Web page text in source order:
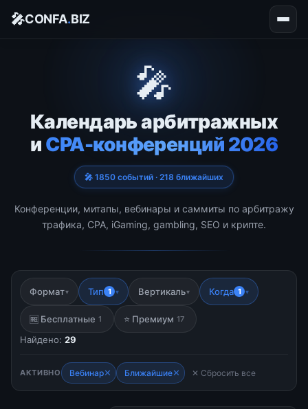
🎤CONFA.BIZ
🎤
Календарь арбитражных
и CPA-конференций 2026
🎤 1850 событий · 218 ближайших
Конференции, митапы, вебинары и саммиты по арбитражу
трафика, CPA, iGaming, gambling, SEO и крипте.
Формат▾ Тип 1 ▾ Вертикаль▾ Когда 1 ▾
🆓 Бесплатные 1 ⭐ Премиум 17
Найдено: 29
АКТИВНО Вебинар✕ Ближайшие✕ ✕ Сбросить все